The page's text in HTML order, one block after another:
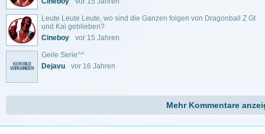
Leute Leute Leute, wo sind die Ganzen folgen von Dragonball Z Gt
und Kai geblieben?
Cineboy
vor 15 Jahren
Geile Serie^^
Dejavu
vor 16 Jahren
Mehr Kommentare